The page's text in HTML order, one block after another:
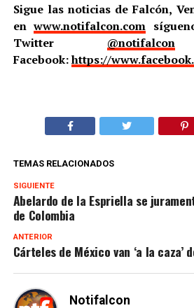
Sigue las noticias de Falcón,
enwww.notifalcon.com
Twitter @notifalcon
Facebook:https://
TEMAS RELACIONADOS
SIGUIENTE
Abelardo de la Espriella se
de Colombia
ANTERIOR
Cárteles de México van ‘a la caza’
Notifalcon